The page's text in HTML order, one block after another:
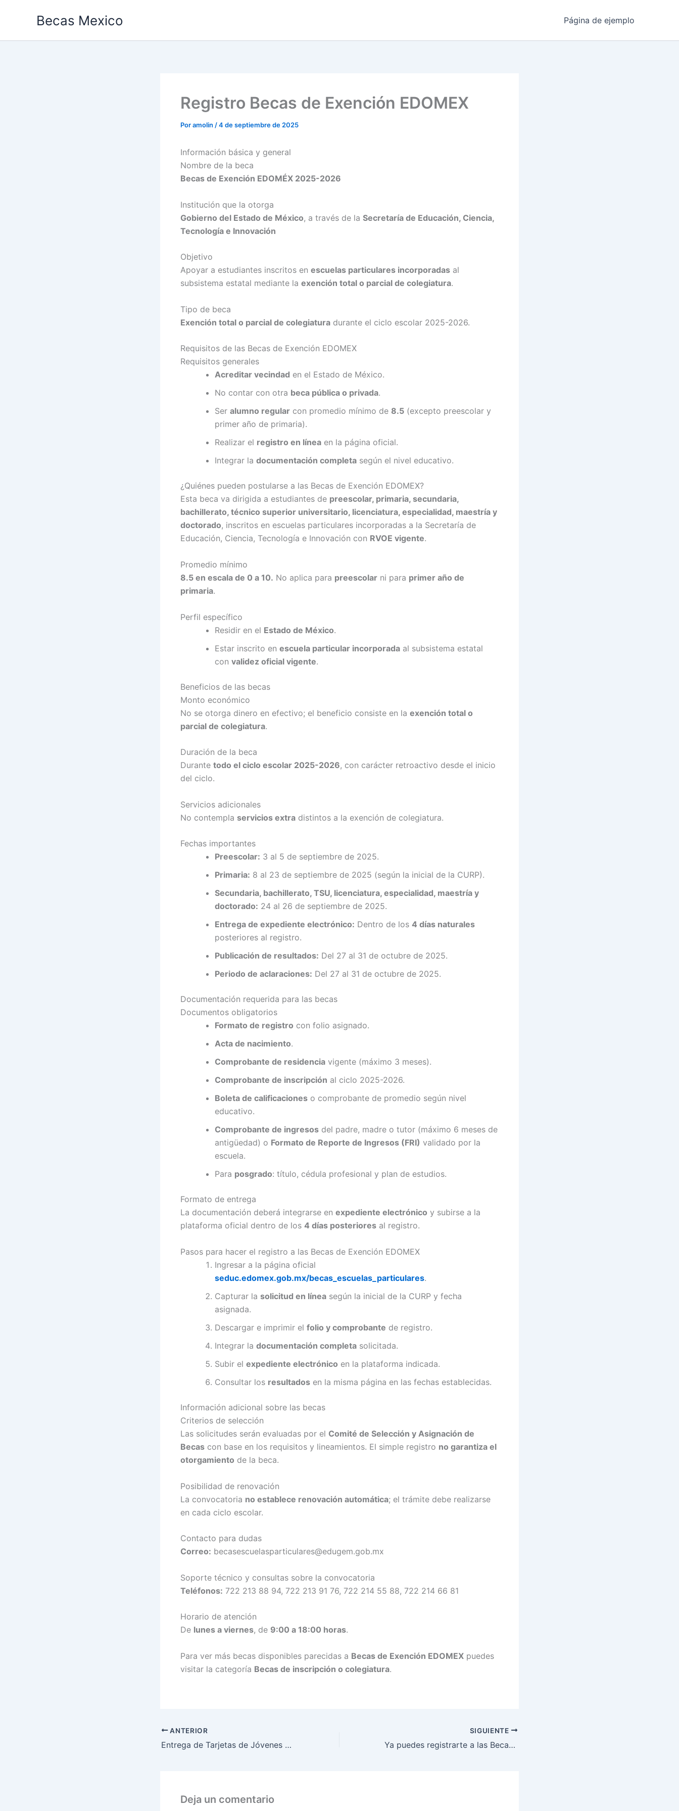
Becas Mexico Página de ejemplo
Registro Becas de Exención EDOMEX
Poramolin /4 de septiembre de 2025
Información básica y general
Nombre de la beca
Becas de Exención EDOMÉX 2025-2026
Institución que la otorga
Gobierno del Estado de México, a través de la Secretaría de Educación, Ciencia,
Tecnología e Innovación
Objetivo
Apoyar a estudiantes inscritos en escuelas particulares incorporadas al
subsistema estatal mediante la exención total o parcial de colegiatura.
Tipo de beca
Exención total o parcial de colegiatura durante el ciclo escolar 2025-2026.
Requisitos de las Becas de Exención EDOMEX
Requisitos generales
Acreditar vecindad en el Estado de México.
No contar con otra beca pública o privada.
Ser alumno regular con promedio mínimo de 8.5 (excepto preescolar y
primer año de primaria).
Realizar el registro en línea en la página oficial.
Integrar la documentación completa según el nivel educativo.
¿Quiénes pueden postularse a las Becas de Exención EDOMEX?
Esta beca va dirigida a estudiantes de preescolar, primaria, secundaria,
bachillerato, técnico superior universitario, licenciatura, especialidad, maestría y
doctorado, inscritos en escuelas particulares incorporadas a la Secretaría de
Educación, Ciencia, Tecnología e Innovación con RVOE vigente.
Promedio mínimo
8.5 en escala de 0 a 10. No aplica para preescolar ni para primer año de
primaria.
Perfil específico
Residir en el Estado de México.
Estar inscrito en escuela particular incorporada al subsistema estatal
con validez oficial vigente.
Beneficios de las becas
Monto económico
No se otorga dinero en efectivo; el beneficio consiste en la exención total o
parcial de colegiatura.
Duración de la beca
Durante todo el ciclo escolar 2025-2026, con carácter retroactivo desde el inicio
del ciclo.
Servicios adicionales
No contempla servicios extra distintos a la exención de colegiatura.
Fechas importantes
Preescolar: 3 al 5 de septiembre de 2025.
Primaria: 8 al 23 de septiembre de 2025 (según la inicial de la CURP).
Secundaria, bachillerato, TSU, licenciatura, especialidad, maestría y
doctorado: 24 al 26 de septiembre de 2025.
Entrega de expediente electrónico: Dentro de los 4 días naturales
posteriores al registro.
Publicación de resultados: Del 27 al 31 de octubre de 2025.
Periodo de aclaraciones: Del 27 al 31 de octubre de 2025.
Documentación requerida para las becas
Documentos obligatorios
Formato de registro con folio asignado.
Acta de nacimiento.
Comprobante de residencia vigente (máximo 3 meses).
Comprobante de inscripción al ciclo 2025-2026.
Boleta de calificaciones o comprobante de promedio según nivel
educativo.
Comprobante de ingresos del padre, madre o tutor (máximo 6 meses de
antigüedad) o Formato de Reporte de Ingresos (FRI) validado por la
escuela.
Para posgrado: título, cédula profesional y plan de estudios.
Formato de entrega
La documentación deberá integrarse en expediente electrónico y subirse a la
plataforma oficial dentro de los 4 días posteriores al registro.
Pasos para hacer el registro a las Becas de Exención EDOMEX
Ingresar a la página oficial
seduc.edomex.gob.mx/becas_escuelas_particulares.
Capturar la solicitud en línea según la inicial de la CURP y fecha
asignada.
Descargar e imprimir el folio y comprobante de registro.
Integrar la documentación completa solicitada.
Subir el expediente electrónico en la plataforma indicada.
Consultar los resultados en la misma página en las fechas establecidas.
Información adicional sobre las becas
Criterios de selección
Las solicitudes serán evaluadas por el Comité de Selección y Asignación de
Becas con base en los requisitos y lineamientos. El simple registro no garantiza el
otorgamiento de la beca.
Posibilidad de renovación
La convocatoria no establece renovación automática; el trámite debe realizarse
en cada ciclo escolar.
Contacto para dudas
Correo: becasescuelasparticulares@edugem.gob.mx
Soporte técnico y consultas sobre la convocatoria
Teléfonos: 722 213 88 94, 722 213 91 76, 722 214 55 88, 722 214 66 81
Horario de atención
De lunes a viernes, de 9:00 a 18:00 horas.
Para ver más becas disponibles parecidas a Becas de Exención EDOMEX puedes
visitar la categoría Becas de inscripción o colegiatura.
ANTERIOR
Entrega de Tarjetas de Jóvenes Construyendo el Futuro será en esta fecha. Checa cuándo y dónde
SIGUIENTE
Ya puedes registrarte a las Becas de Exención EDOMEX 2025-2026. Checa requisitos
Deja un comentario